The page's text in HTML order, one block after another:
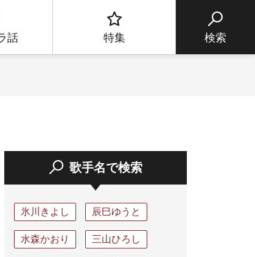
話 特集 検索
歌手名で検索
氷川きよし 辰巳ゆうと
水森かおり 三山ひろし